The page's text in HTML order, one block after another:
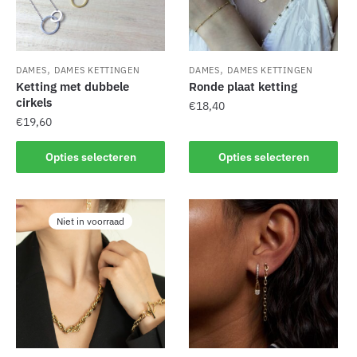
gekozen
worden
op
de
productpagina
gekozen
worden
op
de
productpagina
DAMES, DAMES KETTINGEN
Ketting met dubbele
cirkels
€19,60
Opties selecteren
product
meerdere
variaties.
Deze
optie
gekozen
worden
DAMES, DAMES KETTINGEN
Ronde plaat ketting
€18,40
Opties selecteren
product
heeft
variaties.
Deze
gekozen
worden
op
de
Niet in voorraad